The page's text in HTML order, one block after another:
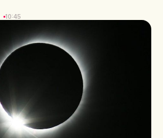
10:45